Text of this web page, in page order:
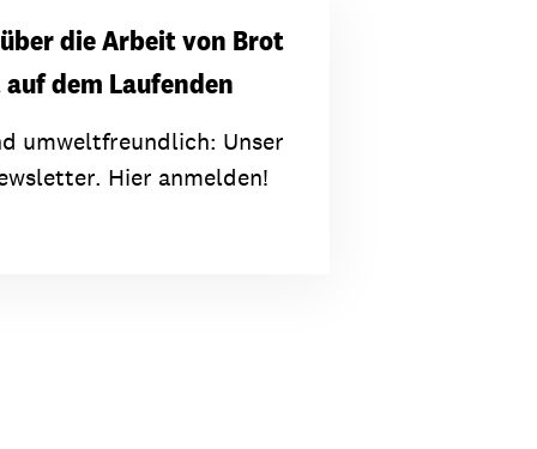
die Arbeit von Brot
dem Laufenden
umweltfreundlich: Unser
Hier anmelden!